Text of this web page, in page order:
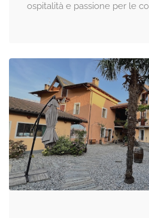
ospitalità e passione per le